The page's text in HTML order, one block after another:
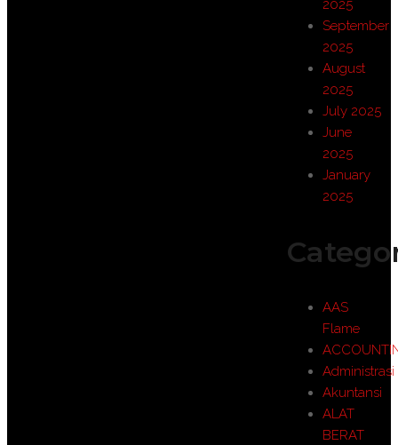
2025
September
2025
August
2025
July 2025
June
2025
January
2025
AAS
Flame
Administrasi
Akuntansi
ALAT
BERAT